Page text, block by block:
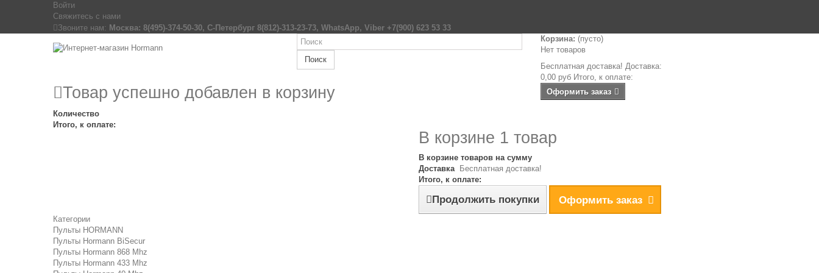
Войти
Свяжитесь с нами
Звоните нам: Москва: 8(495)-374-50-30, С-Петербург 8(812)-313-23-73, WhatsApp, Viber +7(900) 623 53 33
Поиск
Корзина: (пусто)
Нет товаров
Бесплатная доставка!Доставка:
0,00 руб Итого, к оплате:
Оформить заказ
Товар успешно добавлен в корзину
Количество
Итого, к оплате:
В корзине 1 товар
В корзине товаров на сумму
Доставка Бесплатная доставка!
Итого, к оплате:
Продолжить покупки Оформить заказ
Категории
Пульты HORMANN
Пульты Hormann BiSecur
Пульты Hormann 868 Mhz
Пульты Hormann 433 Mhz